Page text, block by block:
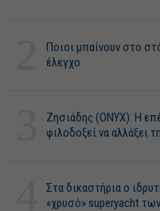
Ποιοι μπαίνουν στο
έλεγχο
Ζησιάδης (ONYX): Η
φιλοδοξεί να αλλάξει
Στα δικαστήρια ο
«χρυσό» superyacht